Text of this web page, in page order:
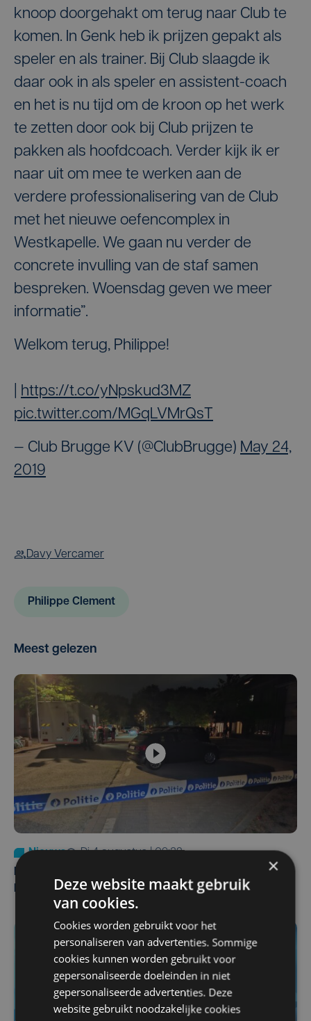
knoop doorgehakt om terug naar Club te
komen. In Genk heb ik prijzen gepakt als
speler en als trainer. Bij Club slaagde ik
daar ook in als speler en assistent-coach
en het is nu tijd om de kroon op het werk
te zetten door ook bij Club prijzen te
pakken als hoofdcoach. Verder kijk ik er
naar uit om mee te werken aan de
verdere professionalisering van de Club
met het nieuwe oefencomplex in
Westkapelle. We gaan nu verder de
concrete invulling van de staf samen
bespreken. Woensdag geven we meer
informatie”.
Welkom terug, Philippe!
https://t.co/yNpskud3MZ
pic.twitter.com/MGqLVMrQsT
— Club Brugge KV (@ClubBrugge) May 24,
2019
Davy Vercamer
Philippe Clement
Meest gelezen
Nieuws
di 4 augustus | 09:32
Man en vrouw dood aangetroffen in woning in Sint-
Pieters Brugge
×
Deze website maakt gebruik
van cookies.
Cookies worden gebruikt voor het
personaliseren van advertenties. Sommige
cookies kunnen worden gebruikt voor
gepersonaliseerde doeleinden in niet
gepersonaliseerde advertenties. Deze
website gebruikt noodzakelijke cookies